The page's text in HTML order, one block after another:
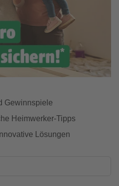
Gewinnspiele
Heimwerker-Tipps
Lösungen